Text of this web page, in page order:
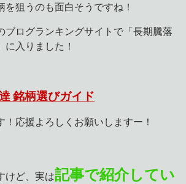
を狙うのも面白そうですね！
ブログランキングサイトで「長期騰落
入りました！
銘柄選びガイド
！応援よろしくお願いしますー！
けど、実は記事で紹介してい